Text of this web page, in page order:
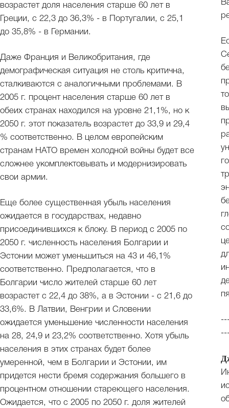
возрастет доля населения старше 60 лет в
Греции, с 22,3 до 36,3% - в Португалии, с 25,1
до 35,8% - в Германии.
Даже Франция и Великобритания, где
демографическая ситуация не столь критична,
сталкиваются с аналогичными проблемами. В
2005 г. процент населения старше 60 лет в
обеих странах находился на уровне 21,1%, но к
2050 г. этот показатель возрастет до 33,9 и 29,4
% соответственно. В целом европейским
странам НАТО времен холодной войны будет все
сложнее укомплектовывать и модернизировать
свои армии.
Еще более существенная убыль населения
ожидается в государствах, недавно
присоединившихся к блоку. В период с 2005 по
2050 г. численность населения Болгарии и
Эстонии может уменьшиться на 43 и 46,1%
соответственно. Предполагается, что в
Болгарии число жителей старше 60 лет
возрастет с 22,4 до 38%, а в Эстонии - с 21,6 до
33,6%. В Латвии, Венгрии и Словении
ожидается уменьшение численности населения
на 28, 24,9 и 23,2% соответственно. Хотя убыль
населения в этих странах будет более
умеренной, чем в Болгарии и Эстонии, им
придется нести бремя содержания большего в
процентном отношении стареющего населения.
Ожидается, что с 2005 по 2050 г. доля жителей